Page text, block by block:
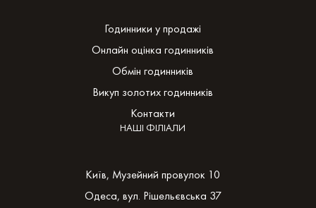
Годинники у продажі
Онлайн оцінка годинників
Обмін годинників
Викуп золотих годинників
Контакти
НАШІ ФІЛІАЛИ
Київ, Музейний провулок 10
Одеса, вул. Рішельєвська 37